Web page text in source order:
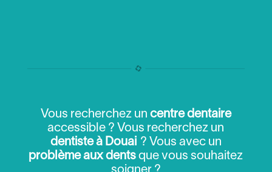
Vous recherchez un centre dentaire
accessible ? Vous recherchez un
dentiste à Douai? Vous avec un
problème aux dents que vous souhaitez